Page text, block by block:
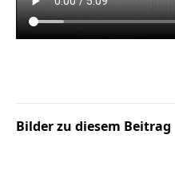
Bilder zu diesem Beitrag
ZDF
online